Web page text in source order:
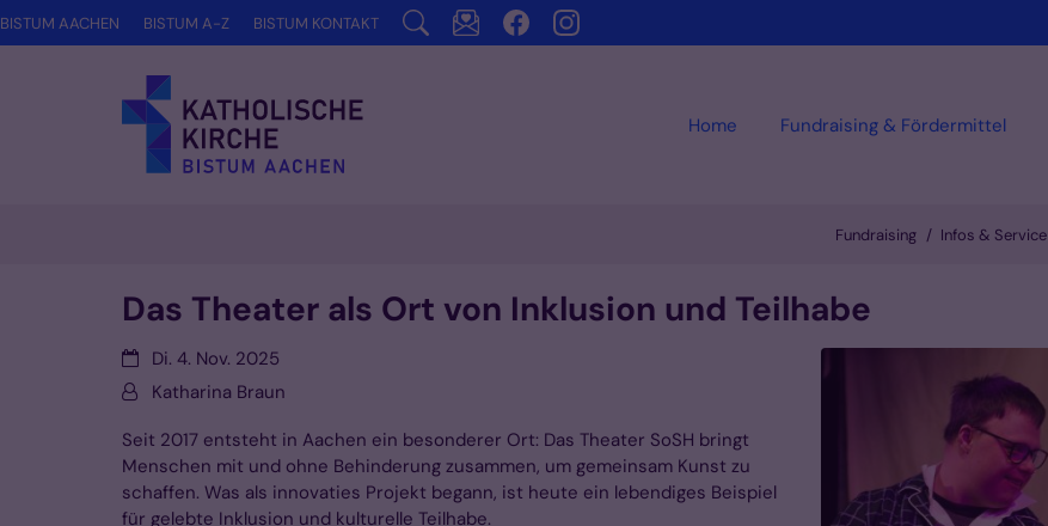
Zum Inhalt springen
Home Fundraising & Fördermittel
BISTUM AACHEN BISTUM A-Z BISTUM KONTAKT
Fundraising Infos & Service
Das Theater als Ort von Inklusion und Teilhabe
Datum:Di. 4. Nov. 2025
Von:Katharina Braun
Seit 2017 entsteht in Aachen ein besonderer Ort: Das Theater SoSH bringt
Menschen mit und ohne Behinderung zusammen, um gemeinsam Kunst zu
schaffen. Was als innovaties Projekt begann, ist heute ein lebendiges Beispiel
für gelebte Inklusion und kulturelle Teilhabe.